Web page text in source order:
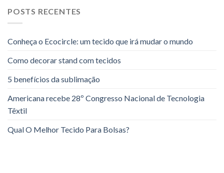
POSTS RECENTES
Conheça o Ecocircle: um tecido que irá mudar o mundo
Como decorar stand com tecidos
5 benefícios da sublimação
Americana recebe 28º Congresso Nacional de Tecnologia
Têxtil
Qual O Melhor Tecido Para Bolsas?